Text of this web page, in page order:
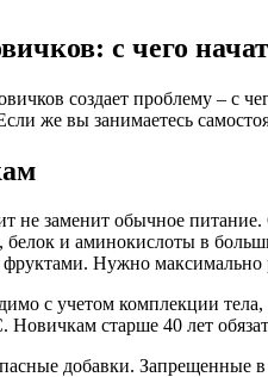
с чего
создает проблему – с
же вы занимаетесь
не заменит обычное
и аминокислоты в
Нужно максимально
с учетом комплекции тела,
старше 40 лет
добавки. Запрещенные